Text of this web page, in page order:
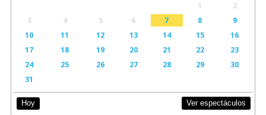
1
2
3
4 5 6 7 8
9
10
11 12 13 14 15
16
17
18 19 20 21 22
23
24
25 26 27 28 29
30
31
Hoy Ver espectáculos